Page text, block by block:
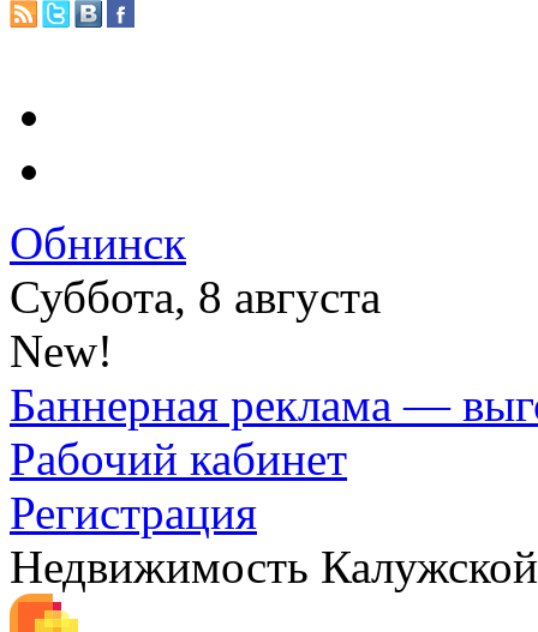
Обнинск
Суббота, 8 августа
New!
Баннерная реклама —
Рабочий кабинет
Регистрация
Недвижимость